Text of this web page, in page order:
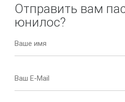
Отправить вам
юнилос?
Ваше имя
Ваш E-Mail